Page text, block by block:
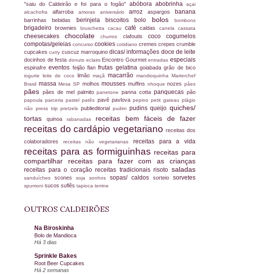
"saiu do Caldeirão e foi para o fogão" abóbora abobrinhaaçai
alcachofra alfarroba amoras aniversárioarrozaspargos banana
barrinhasbebidas berinjela biscoitos bolo bolosbombons
brigadeirobrownies bruschetta cacaucafécaldas canelacassata
cheesecakeschocolatechurros clafoutis cococogumelos
compotas/geleias concurso cookies cotidiano cremes crepes crumble
cupcakescurry cuscuz marroquino dicas/ informações doce de leite
docinhos de festa donuts eclairs Encontro Gourmetentradas especiais
espinafreeventos feijãoflanfrutas gelatinagoiabadagrão de bico
iogurte leite de coco limão maçã macarrão mandioquinha Marterchef
Brasil massaMesa SP molhosmoussesmuffins nhoquenozespâes
pães pães de mel palmitopanetonepanna cottapanquecaspão
papoulaparceriapastelpatês pavê pavlova pepino petit gateauplágio
não press trippretzels publieditorial pudim pudinsqueijo quiches/
tortasquinoarabanadas receitas bem fáceis de fazer
receitas do cardápio vegetarianoreceitas dos
colaboradores receitas não vegetarianas receitas para a vida
receitas para as formiguinhas receitas para
compartilhar receitas para fazer com as crianças
receitas para o coraçãoreceitas tradicionaisrisotosaladas
sanduíches scones soja sonhos sopas/ caldos sorteio sorvetes
spumoni sucos suflês tapioca terrine
OUTROS CALDEIRÕES
Na Biroskinha
Bolo de Mandioca
Há 3 dias
Sprinkle Bakes
Root Beer Cupcakes
Há 2 semanas